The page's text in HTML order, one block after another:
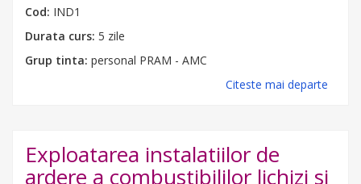
Cod: IND1
Durata curs: 5 zile
Grup tinta: personal PRAM - AMC
Citeste mai departe
Exploatarea instalatiilor de
ardere a combustibililor lichizi si